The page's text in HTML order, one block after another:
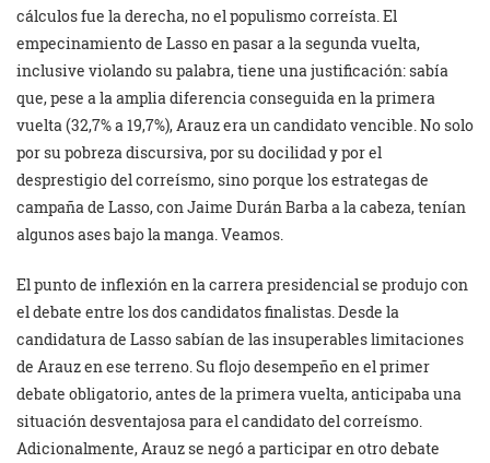
cálculos fue la derecha, no el populismo correísta. El
empecinamiento de Lasso en pasar a la segunda vuelta,
inclusive violando su palabra, tiene una justificación: sabía
que, pese a la amplia diferencia conseguida en la primera
vuelta (32,7% a 19,7%), Arauz era un candidato vencible. No solo
por su pobreza discursiva, por su docilidad y por el
desprestigio del correísmo, sino porque los estrategas de
campaña de Lasso, con Jaime Durán Barba a la cabeza, tenían
algunos ases bajo la manga. Veamos.
El punto de inflexión en la carrera presidencial se produjo con
el debate entre los dos candidatos finalistas. Desde la
candidatura de Lasso sabían de las insuperables limitaciones
de Arauz en ese terreno. Su flojo desempeño en el primer
debate obligatorio, antes de la primera vuelta, anticipaba una
situación desventajosa para el candidato del correísmo.
Adicionalmente, Arauz se negó a participar en otro debate